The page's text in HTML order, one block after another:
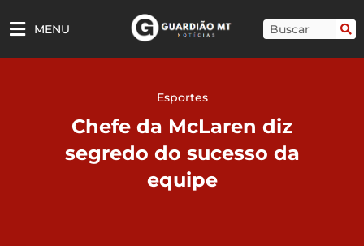
para
MENU Pesquisar
Esportes
Chefe da McLaren diz
segredo do sucesso da
equipe